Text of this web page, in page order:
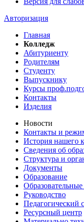
Авторизация
Главная
Колледж
Абитуриенту
Родителям
Студенту
Выпускнику
Курсы
Контакты
Изделия
Новости
Контакты и
История нашего
Сведения об
Структура и
Документы
Образование
Руководство
Педагогический
Ресурсный центр